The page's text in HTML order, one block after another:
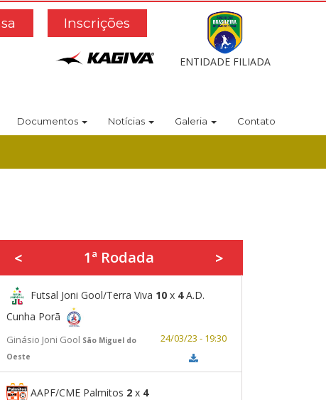
Inscrições
ENTIDADE FILIADA
Documentos Notícias Galeria Contato
< 1ª Rodada >
Futsal Joni Gool/Terra Viva 10 x 4A.D.
Cunha Porã
Ginásio Joni Gool São Miguel do
Oeste
24/03/23 - 19:30
AAPF/CME Palmitos 2 x 4